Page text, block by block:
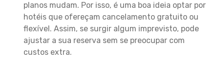
planos mudam. Por isso, é uma boa ideia optar por
hotéis que ofereçam cancelamento gratuito ou
flexível. Assim, se surgir algum imprevisto, pode
ajustar a sua reserva sem se preocupar com
custos extra.